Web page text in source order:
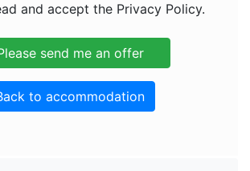
and accept the Privacy Policy.
to accommodation